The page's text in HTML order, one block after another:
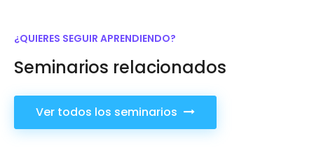
¿QUIERES SEGUIR APRENDIENDO?
Seminarios relacionados
Ver todos los seminarios